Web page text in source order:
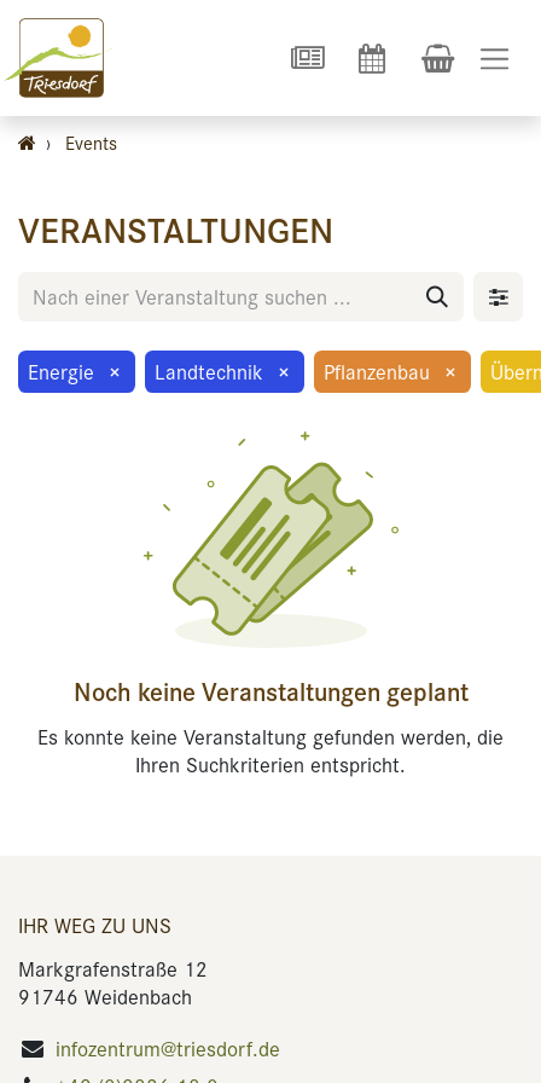
› Events
VERANSTALTUNGEN
Energie × Landtechnik × Pflanzenbau ×
Noch keine Veranstaltungen geplant
Es konnte keine Veranstaltung gefunden werden, die
Ihren Suchkriterien entspricht.
IHR WEG ZU UNS
Markgrafenstraße 12
91746 Weidenbach
infozentrum@triesdorf.de